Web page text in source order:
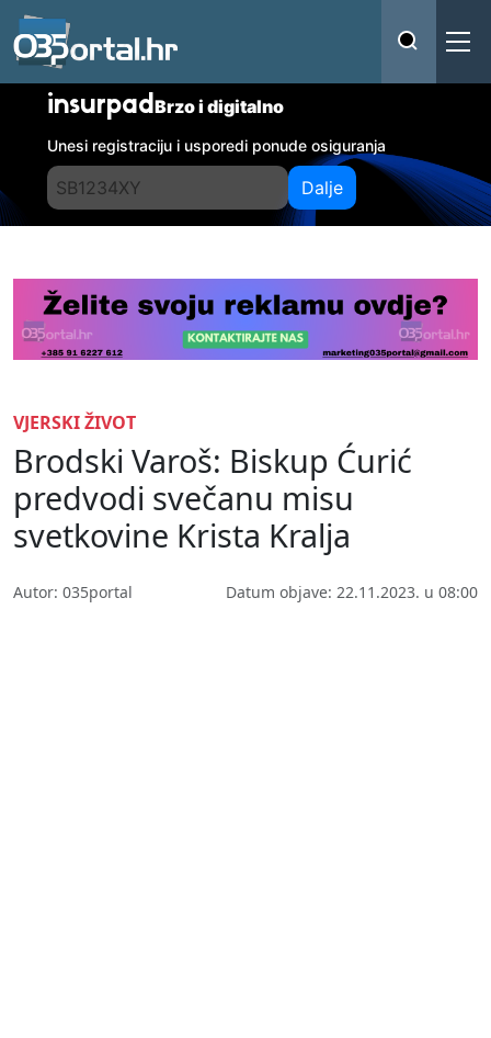
insurpadBrzo i digitalno
Unesi registraciju i usporedi ponude osiguranja
Dalje
VJERSKI ŽIVOT
Brodski Varoš: Biskup Ćurić
predvodi svečanu misu
svetkovine Krista Kralja
Autor: 035portal Datum objave: 22.11.2023. u 08:00